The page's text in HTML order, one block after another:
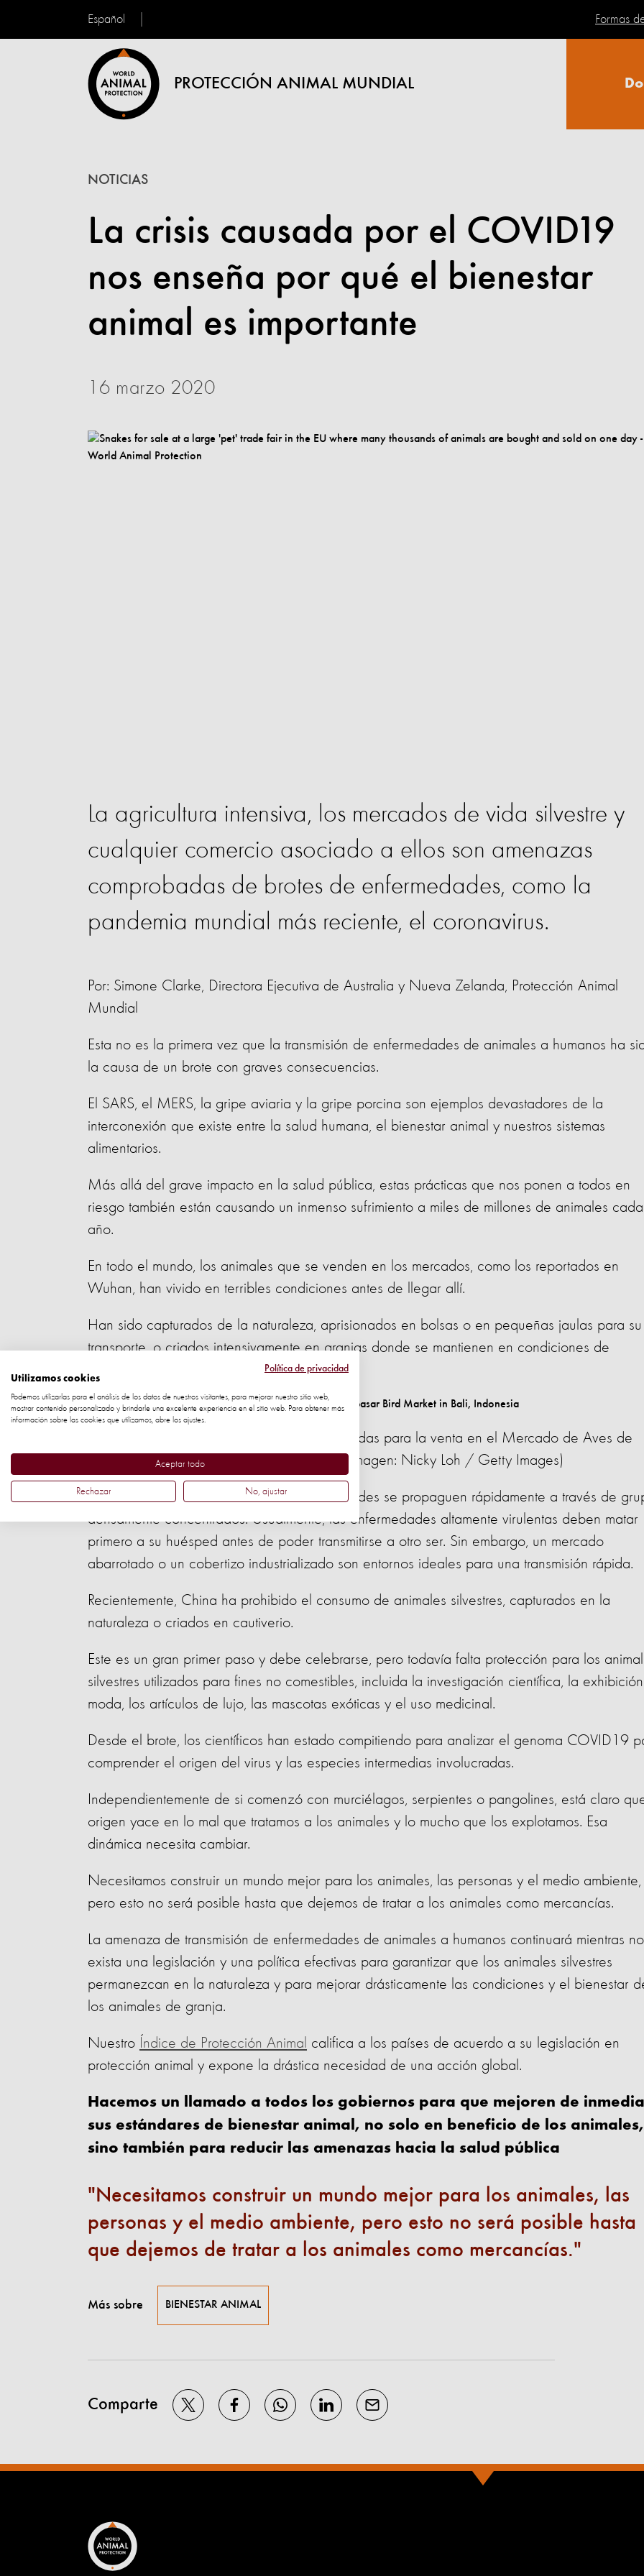
Español
PROTECCIÓN ANIMAL MUNDIAL
Formas
La crisis causada por el COVID19
nos enseña por qué el bienestar
animal es importante
NOTICIAS
16 marzo 2020
La agricultura intensiva, los mercados de vida silvestre y
cualquier comercio asociado a ellos son amenazas
comprobadas de brotes de enfermedades, como la
pandemia mundial más reciente, el coronavirus.
Por: Simone Clarke, Directora Ejecutiva de Australia y Nueva Zelanda, Protección Animal
Mundial
Esta no es la primera vez que la transmisión de enfermedades de animales a humanos ha
la causa de un brote con graves consecuencias.
El SARS, el MERS, la gripe aviaria y la gripe porcina son ejemplos devastadores de la
interconexión que existe entre la salud humana, el bienestar animal y nuestros sistemas
alimentarios.
Más allá del grave impacto en la salud pública, estas prácticas que nos ponen a todos en
riesgo también están causando un inmenso sufrimiento a miles de millones de animales cada
año.
En todo el mundo, los animales que se venden en los mercados, como los reportados en
Wuhan, han vivido en terribles condiciones antes de llegar allí.
Han sido capturados de la naturaleza, aprisionados en bolsas o en pequeñas jaulas para su
transporte, o criados intensivamente en granjas donde se mantienen en condiciones de
hacinamiento.
Una mujer camina en medio de aves enjauladas para la venta en el Mercado de Aves de
Denpasar en Bali, Indonesia (Crédito de la imagen: Nicky Loh / Getty Images)
Hay más probabilidad de que las enfermedades se propaguen rápidamente a través de
densamente concentrados. Usualmente, las enfermedades altamente virulentas deben matar
primero a su huésped antes de poder transmitirse a otro ser. Sin embargo, un mercado
abarrotado o un cobertizo industrializado son entornos ideales para una transmisión rápida.
Recientemente, China ha prohibido el consumo de animales silvestres, capturados en la
naturaleza o criados en cautiverio.
Este es un gran primer paso y debe celebrarse, pero todavía falta protección para los
silvestres utilizados para fines no comestibles, incluida la investigación científica, la
moda, los artículos de lujo, las mascotas exóticas y el uso medicinal.
Desde el brote, los científicos han estado compitiendo para analizar el genoma COVID19
comprender el origen del virus y las especies intermedias involucradas.
Independientemente de si comenzó con murciélagos, serpientes o pangolines, está claro
origen yace en lo mal que tratamos a los animales y lo mucho que los explotamos. Esa
dinámica necesita cambiar.
Necesitamos construir un mundo mejor para los animales, las personas y el medio ambiente,
pero esto no será posible hasta que dejemos de tratar a los animales como mercancías.
La amenaza de transmisión de enfermedades de animales a humanos continuará mientras no
exista una legislación y una política efectivas para garantizar que los animales silvestres
permanezcan en la naturaleza y para mejorar drásticamente las condiciones y el bienestar
los animales de granja.
Nuestro Índice de Protección Animal califica a los países de acuerdo a su legislación en
protección animal y expone la drástica necesidad de una acción global.
Hacemos un llamado a todos los gobiernos para que mejoren de
sus estándares de bienestar animal, no solo en beneficio de los animales,
sino también para reducir las amenazas hacia la salud pública
Necesitamos construir un mundo mejor para los animales, las
personas y el medio ambiente, pero esto no será posible hasta
que dejemos de tratar a los animales como mercancías.
Más sobre BIENESTAR ANIMAL
Comparte
Política de privacidad
Utilizamos cookies
Podemos utilizarlas para el análisis de los datos de nuestros visitantes, para mejorar nuestro sitio web,
mostrar contenido personalizado y brindarle una excelente experiencia en el sitio web. Para obtener más
información sobre las cookies que utilizamos, abre los ajustes.
Aceptar todo
Rechazar No, ajustar